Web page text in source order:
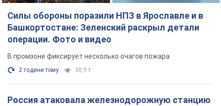
Силы обороны поразили НПЗ в Ярославле и в
Башкортостане: Зеленский раскрыл детали
операции. Фото и видео
В промзоне фиксирует несколько очагов пожара
2 години тому 30,9 т.
Россия атаковала железнодорожную станцию